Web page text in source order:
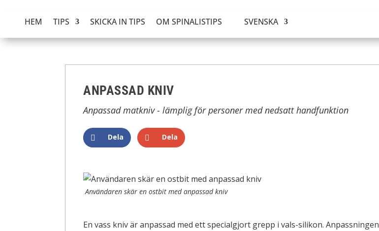
HEM TIPS SKICKA IN TIPS OM SPINALISTIPS SVENSKA
ANPASSAD KNIV
Anpassad matkniv - lämplig för personer med nedsatt handfunktion
Dela Dela
Användaren skär en ostbit med anpassad kniv
En vass kniv är anpassad med ett specialgjort grepp i vals-silikon. Anpassningen